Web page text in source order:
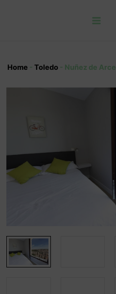
Home - Toledo - Nuñez de Arce